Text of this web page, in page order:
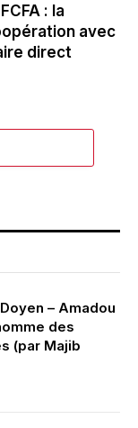
: la
avec
direct
– Amadou
des
(par Majib